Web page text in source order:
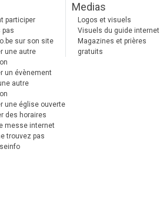
participer
pas
sur son site
une autre
un évènement
autre
une église ouverte
des horaires
messe internet
trouvez pas
Medias
Logos et visuels
Visuels du guide internet
Magazines et prières
gratuits